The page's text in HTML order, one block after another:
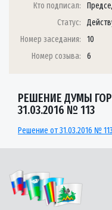
Кто подписал:
Статус:
Номер заседания:
10
Номер созыва:
6
РЕШЕНИЕ ДУМЫ
31.03.2016 № 113
Решение от 31.03.2016 №